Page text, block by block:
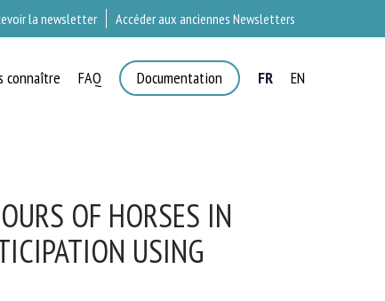
la newsletter Accéder aux anciennes Newsletters
connaître FAQ Documentation FR EN
OF HORSES IN
USING